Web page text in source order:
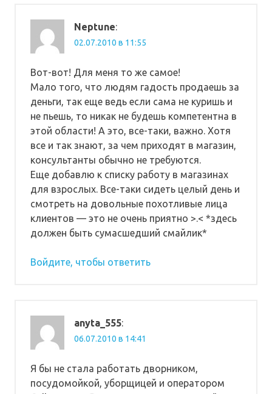
Neptune:
02.07.2010 в 11:55
Вот-вот! Для меня то же самое!
Мало того, что людям гадость продаешь за
деньги, так еще ведь если сама не куришь и
не пьешь, то никак не будешь компетентна в
этой области! А это, все-таки, важно. Хотя
все и так знают, за чем приходят в магазин,
консультанты обычно не требуются.
Еще добавлю к списку работу в магазинах
для взрослых. Все-таки сидеть целый день и
смотреть на довольные похотливые лица
клиентов — это не очень приятно >.< *здесь
должен быть сумасшедший смайлик*
Войдите, чтобы ответить
anyta_555:
06.07.2010 в 14:41
Я бы не стала работать дворником,
посудомойкой, уборщицей и оператором